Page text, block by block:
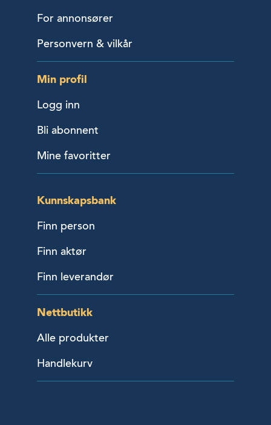
For annonsører
Personvern & vilkår
Min profil
Logg inn
Bli abonnent
Mine favoritter
Kunnskapsbank
Finn person
Finn aktør
Finn leverandør
Nettbutikk
Alle produkter
Handlekurv